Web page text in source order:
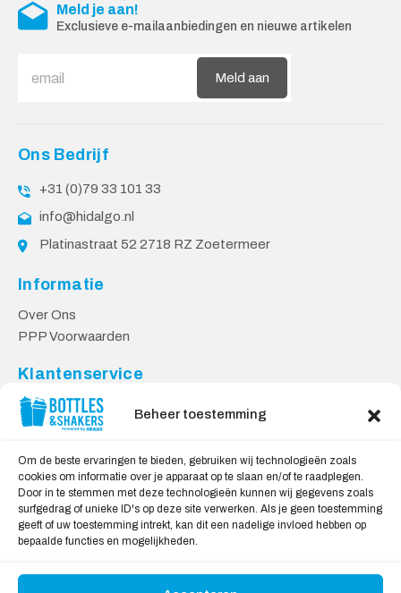
Beheer toestemming
Om de beste ervaringen te bieden, gebruiken wij technologieën zoals
cookies om informatie over je apparaat op te slaan en/of te raadplegen.
Door in te stemmen met deze technologieën kunnen wij gegevens zoals
surfgedrag of unieke ID's op deze site verwerken. Als je geen toestemming
geeft of uw toestemming intrekt, kan dit een nadelige invloed hebben op
bepaalde functies en mogelijkheden.
Meld je aan!
Exclusieve e-mailaanbiedingen en nieuwe artikelen
Meld aan
Ons Bedrijf
+31 (0)79 33 101 33
info@hidalgo.nl
Platinastraat 52 2718 RZ Zoetermeer
Informatie
Over Ons
PPP Voorwaarden
Klantenservice
Contact
Levering & Retourneren
Veilig Shoppen
My account
Winkelwagen